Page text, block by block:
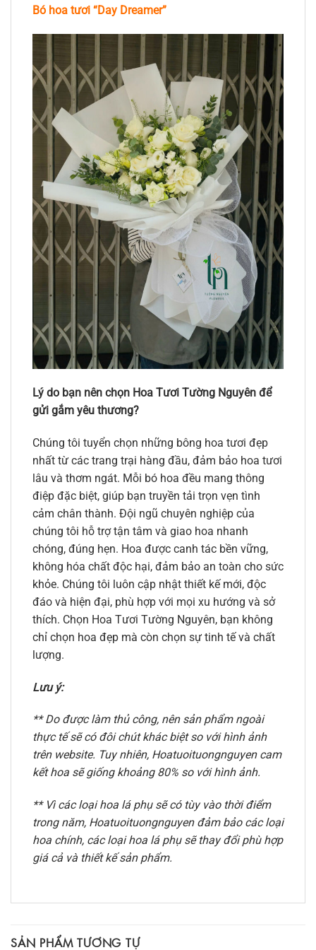
Bó hoa tươi “Day Dreamer”
Lý do bạn nên chọn Hoa Tươi Tường Nguyên để
gửi gắm yêu thương?
Chúng tôi tuyển chọn những bông hoa tươi đẹp
nhất từ các trang trại hàng đầu, đảm bảo hoa tươi
lâu và thơm ngát. Mỗi bó hoa đều mang thông
điệp đặc biệt, giúp bạn truyền tải trọn vẹn tình
cảm chân thành. Đội ngũ chuyên nghiệp của
chúng tôi hỗ trợ tận tâm và giao hoa nhanh
chóng, đúng hẹn. Hoa được canh tác bền vững,
không hóa chất độc hại, đảm bảo an toàn cho sức
khỏe. Chúng tôi luôn cập nhật thiết kế mới, độc
đáo và hiện đại, phù hợp với mọi xu hướng và sở
thích. Chọn Hoa Tươi Tường Nguyên, bạn không
chỉ chọn hoa đẹp mà còn chọn sự tinh tế và chất
lượng.
Lưu ý:
** Do được làm thủ công, nên sản phẩm ngoài
thực tế sẽ có đôi chút khác biệt so với hình ảnh
trên website. Tuy nhiên, Hoatuoituongnguyen cam
kết hoa sẽ giống khoảng 80% so với hình ảnh.
** Vì các loại hoa lá phụ sẽ có tùy vào thời điểm
trong năm, Hoatuoituongnguyen đảm bảo các loại
hoa chính, các loại hoa lá phụ sẽ thay đổi phù hợp
giá cả và thiết kế sản phẩm.
SẢN PHẨM TƯƠNG TỰ